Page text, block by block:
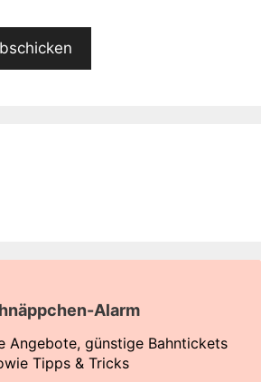
Alarm
Angebote, günstige Bahntickets
Tipps & Tricks